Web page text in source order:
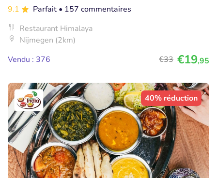
9.1
Parfait • 157 commentaires
Restaurant Himalaya
Nijmegen (2km)
Vendu : 376
€33 €19,95
40% réduction